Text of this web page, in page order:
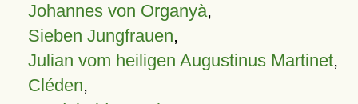
Johannes von Organyà,
Sieben Jungfrauen,
Julian vom heiligen Augustinus Martinet,
Cléden,